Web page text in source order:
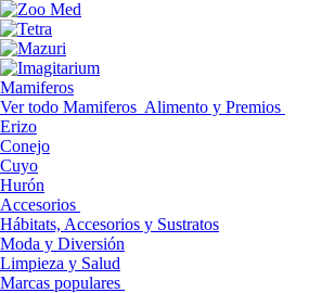
Mamiferos
Ver todo Mamiferos Alimento y Premios
Erizo
Conejo
Cuyo
Hurón
Accesorios
Hábitats, Accesorios y Sustratos
Moda y Diversión
Limpieza y Salud
Marcas populares